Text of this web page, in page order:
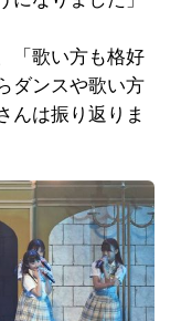
「歌い方も格好
ダンスや歌い方
んは振り返りま